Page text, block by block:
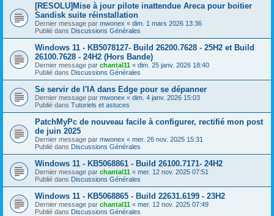
[RESOLU]Mise à jour pilote inattendue Areca pour boitier
Sandisk suite réinstallation
Dernier message par mwonex « dim. 1 mars 2026 13:36
Publié dans Discussions Générales
Windows 11 - KB5078127- Build 26200.7628 - 25H2 et Build
26100.7628 - 24H2 (Hors Bande)
Dernier message par chantal11 « dim. 25 janv. 2026 18:40
Publié dans Discussions Générales
Se servir de l'IA dans Edge pour se dépanner
Dernier message par mwonex « dim. 4 janv. 2026 15:03
Publié dans Tutoriels et astuces
PatchMyPc de nouveau facile à configurer, rectifié mon post
de juin 2025
Dernier message par mwonex « mer. 26 nov. 2025 15:31
Publié dans Discussions Générales
Windows 11 - KB5068861 - Build 26100.7171- 24H2
Dernier message par chantal11 « mer. 12 nov. 2025 07:51
Publié dans Discussions Générales
Windows 11 - KB5068865 - Build 22631.6199 - 23H2
Dernier message par chantal11 « mer. 12 nov. 2025 07:49
Publié dans Discussions Générales